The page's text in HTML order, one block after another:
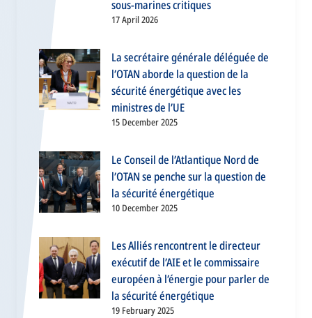
sous-marines critiques
17 April 2026
La secrétaire générale déléguée de
l’OTAN aborde la question de la
sécurité énergétique avec les
ministres de l’UE
15 December 2025
Le Conseil de l’Atlantique Nord de
l’OTAN se penche sur la question de
la sécurité énergétique
10 December 2025
Les Alliés rencontrent le directeur
exécutif de l’AIE et le commissaire
européen à l’énergie pour parler de
la sécurité énergétique
19 February 2025